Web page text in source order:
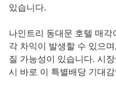
있습니다.
나인트리 동대문 호텔 매
각 차익이 발생할 수 있으
질 가능성이 있습니다. 시
시 바로 이 특별배당 기대